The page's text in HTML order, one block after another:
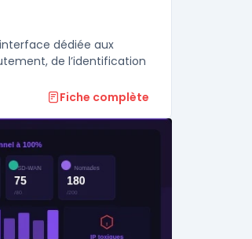
dédiée aux
de l’identification
Fiche complète